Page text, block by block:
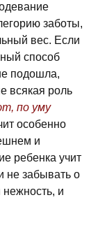
заботы,
вес. Если
способ
подошла,
всякая роль
по уму
особенно
и
ребенка учит
не забывать о
нежность, и